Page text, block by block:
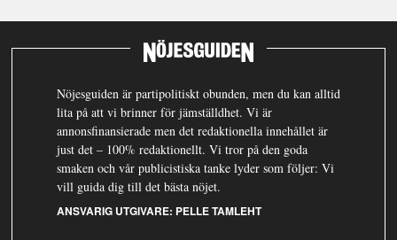
Nöjesguiden är partipolitiskt obunden, men du kan alltid
lita på att vi brinner för jämställdhet. Vi är
annonsfinansierade men det redaktionella innehållet är
just det – 100% redaktionellt. Vi tror på den goda
smaken och vår publicistiska tanke lyder som följer: Vi
vill guida dig till det bästa nöjet.
ANSVARIG UTGIVARE: PELLE TAMLEHT